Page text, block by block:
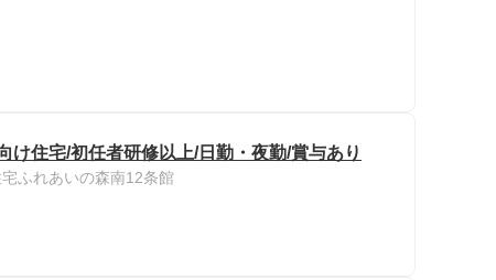
け住宅/初任者研修以上/日勤・夜勤/賞与あり
ふれあいの森南12条館